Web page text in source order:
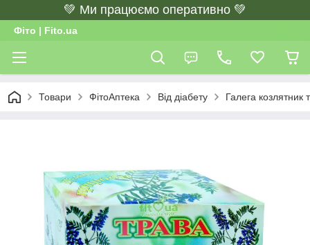
💚 Ми працюємо оперативно 💚
Фіто | Fito.ua
Товари ФітоАптека Від діабету Галега